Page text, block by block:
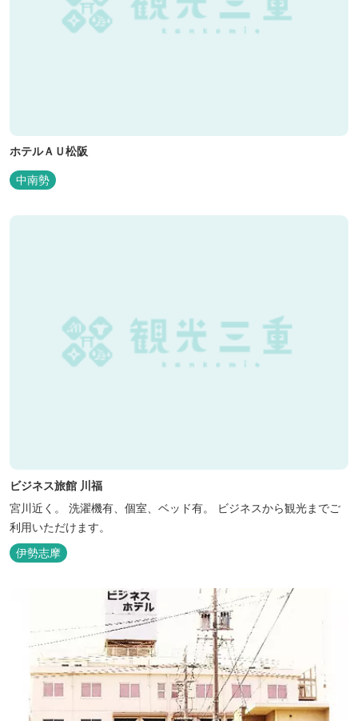
ホテルＡＵ松阪
中南勢
ビジネス旅館 川福
宮川近く。 洗濯機有、個室、ベッド有。 ビジネスから観光までご
利用いただけます。
伊勢志摩